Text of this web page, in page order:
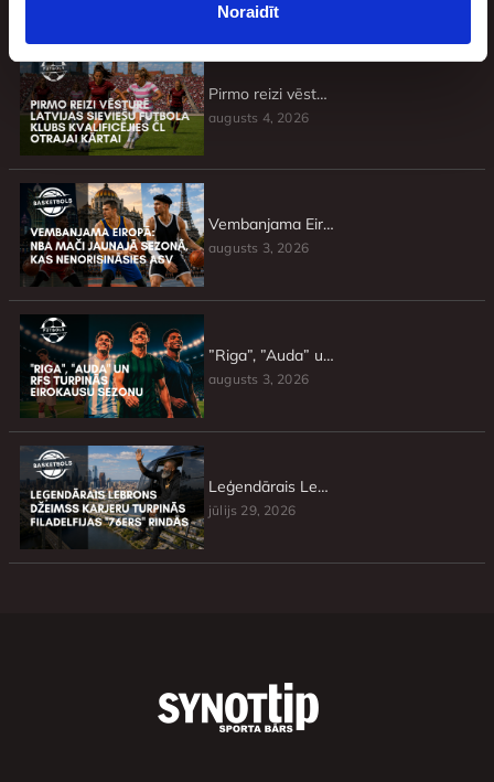
Noraidīt
Pirmo reizi vēsturē Latvijas sieviešu futbola klubs kvalificējies ČL otrajai kārtai
augusts 4, 2026
Vembanjama Eiropā: NBA mači jaunajā sezonā, kas nenorisināsies ASV
augusts 3, 2026
”Riga”, ”Auda” un RFS turpinās Eirokausu sezonu
augusts 3, 2026
Leģendārais Lebrons Džeimss karjeru turpinās Filadelfijas ”76ers” rindās
jūlijs 29, 2026